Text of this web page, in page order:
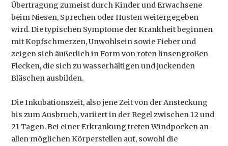
Übertragung zumeist durch Kinder und Erwachsene
beim Niesen, Sprechen oder Husten weitergegeben
wird. Die typischen Symptome der Krankheit beginnen
mit Kopfschmerzen, Unwohlsein sowie Fieber und
zeigen sich äußerlich in Form von roten linsengroßen
Flecken, die sich zu wasserhältigen und juckenden
Bläschen ausbilden.
Die Inkubationszeit, also jene Zeit von der Ansteckung
bis zum Ausbruch, variiert in der Regel zwischen 12 und
21 Tagen. Bei einer Erkrankung treten Windpocken an
allen möglichen Körperstellen auf, sowohl die